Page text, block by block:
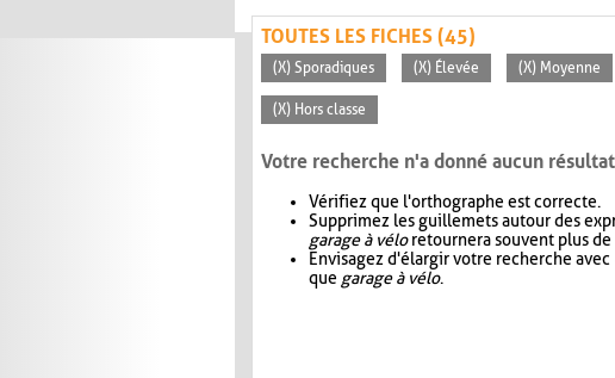
TOUTES LES FICHES (45)
(X) Sporadiques (X) Élevée (X) Moyenne
(X) Hors classe
Votre recherche n'a donné aucun résultat
Vérifiez que l'orthographe est correcte.
Supprimez les guillemets autour des
garage à véloretournera souvent plus de
Envisagez d'élargir votre recherche avec
que garage à vélo.